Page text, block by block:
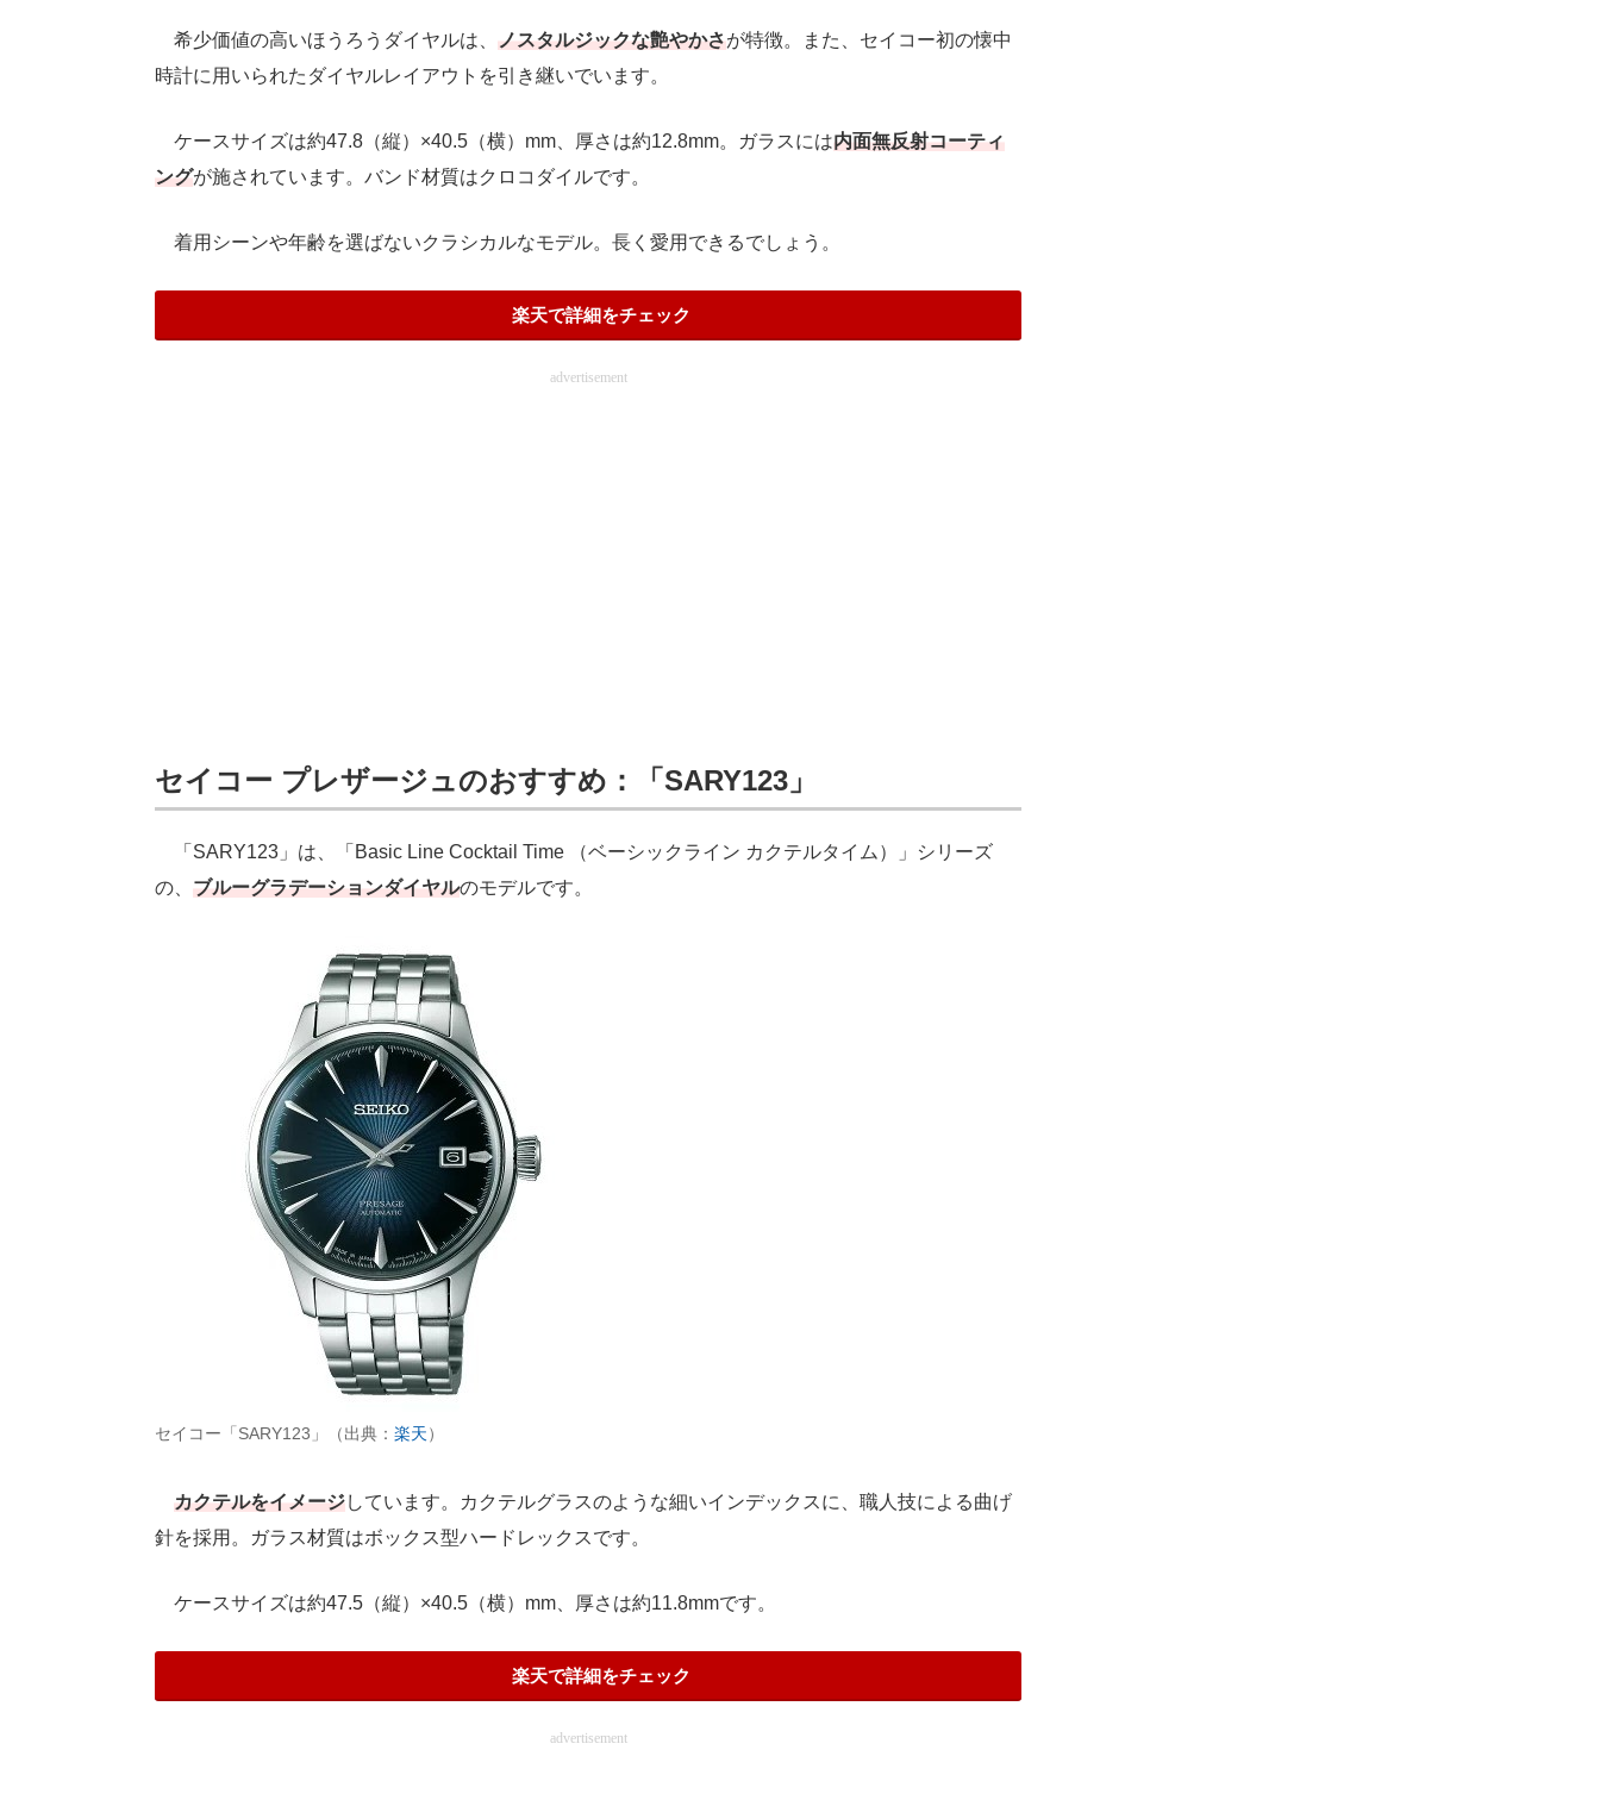
希少価値の高いほうろうダイヤルは、 ノスタルジックな艶やかさが特徴。また、セイコー初の懐中
時計に用いられたダイヤルレイアウトを引き継いでいます。
ケースサイズは約47.8（縦）×40.5（横）mm、厚さは約12.8mm。ガラスには内面無反射コーティ
ングが施されています。バンド材質はクロコダイルです。
着用シーンや年齢を選ばないクラシカルなモデル。長く愛用できるでしょう。
楽天で詳細をチェック
advertisement
セイコー プレザージュのおすすめ：「SARY123」
「SARY123」は、「Basic Line Cocktail Time （ベーシックライン カクテルタイム）」シリーズ
の、 ブルーグラデーションダイヤルのモデルです。
セイコー「SARY123」（出典： 楽天）
カクテルをイメージしています。カクテルグラスのような細いインデックスに、職人技による曲げ
針を採用。ガラス材質はボックス型ハードレックスです。
ケースサイズは約47.5（縦）×40.5（横）mm、厚さは約11.8mmです。
楽天で詳細をチェック
advertisement